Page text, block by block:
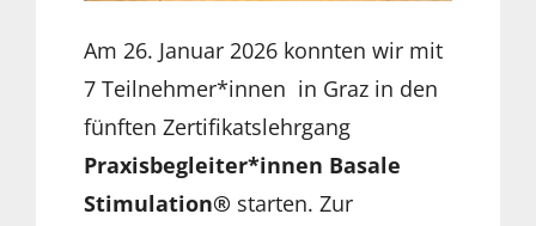
Am 26. Januar 2026 konnten wir mit
7 Teilnehmer*innen in Graz in den
fünften Zertifikatslehrgang
Praxisbegleiter*innen Basale
Stimulation® starten. Zur